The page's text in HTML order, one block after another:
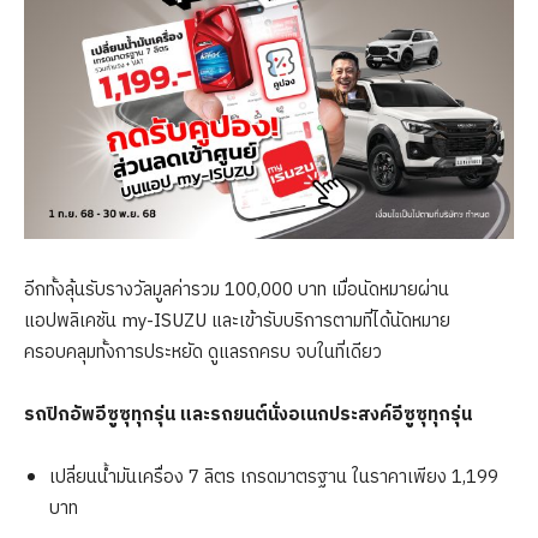
อีกทั้งลุ้นรับรางวัลมูลค่ารวม 100,000 บาท เมื่อนัดหมายผ่าน
แอปพลิเคชัน my-ISUZU และเข้ารับบริการตามที่ได้นัดหมาย
ครอบคลุมทั้งการประหยัด ดูแลรถครบ จบในที่เดียว
รถปิกอัพอีซูซุทุกรุ่น และรถยนต์นั่งอเนกประสงค์อีซูซุทุกรุ่น
เปลี่ยนน้ำมันเครื่อง 7 ลิตร เกรดมาตรฐาน ในราคาเพียง 1,199
บาท